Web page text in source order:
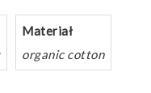
Materiał
organic cotton